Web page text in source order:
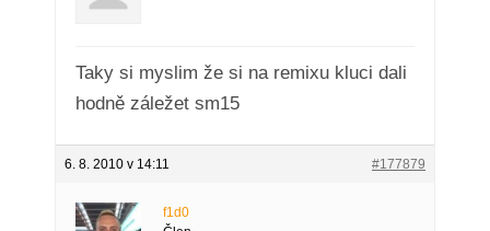
Taky si myslim že si na remixu kluci dali
hodně záležet sm15
6. 8. 2010 v 14:11 #177879
f1d0